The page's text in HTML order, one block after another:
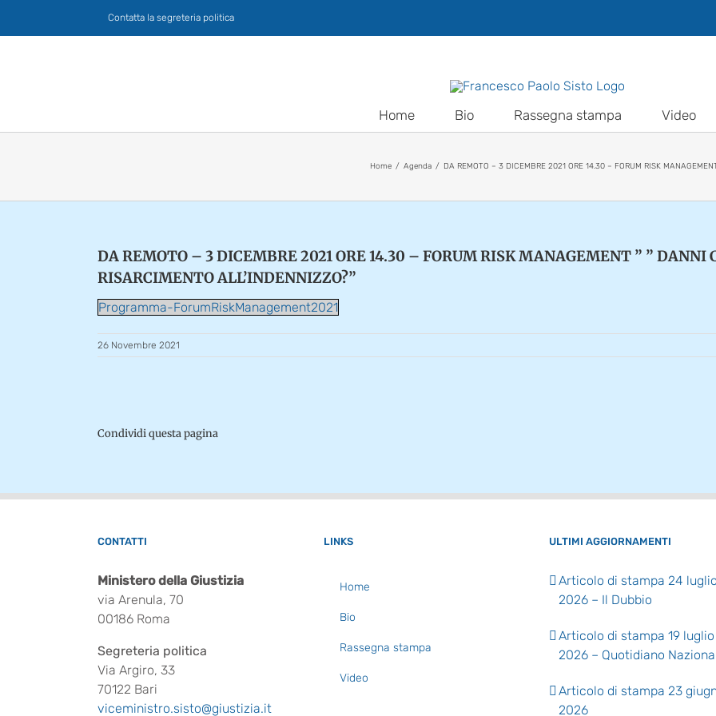
Contatta la segreteria politica
Home Bio Rassegna stampa Video
Home Agenda DA REMOTO – 3 DICEMBRE 2021 ORE 14.30 – FORUM RISK
DA REMOTO – 3 DICEMBRE 2021 ORE 14.30 – FORUM RISK MANAGEMENT ” ” DANNI
RISARCIMENTO ALL’INDENNIZZO?”
Programma-ForumRiskManagement2021
26 Novembre 2021
Condividi questa pagina
CONTATTI
Ministero della Giustizia
via Arenula, 70
00186 Roma
Segreteria politica
Via Argiro, 33
70122 Bari
viceministro.sisto@giustizia.it
LINKS
Home
Bio
Rassegna stampa
Video
ULTIMI AGGIORNAMENTI
Articolo di stampa 24 luglio
2026 – Il Dubbio
Articolo di stampa 19 luglio
2026 – Quotidiano
Articolo di stampa 23
2026